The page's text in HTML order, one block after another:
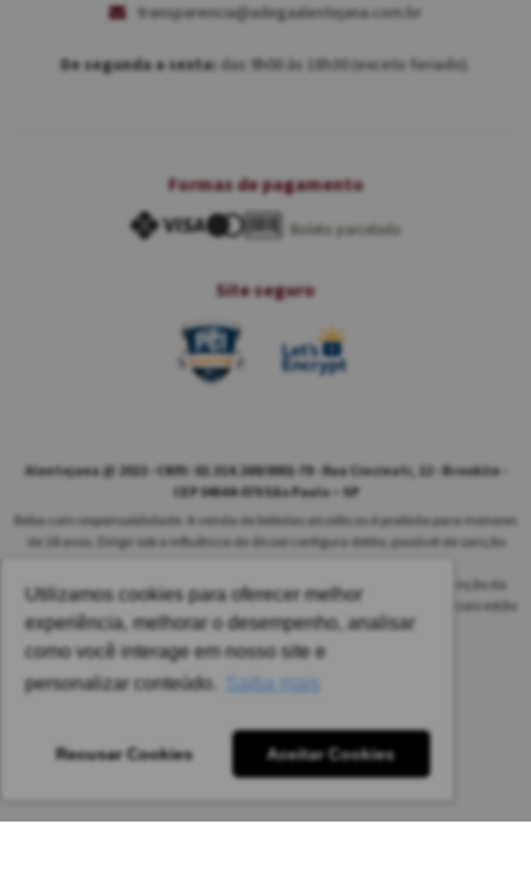
Utilizamos cookies para oferecer melhor
experiência, melhorar o desempenho, analisar
como você interage em nosso site e
personalizar conteúdo.
Saiba mais
Recusar Cookies Aceitar Cookies
transparencia@adegaalentejana.com.br
De segunda a sexta: das 9h00 às 18h30 (exceto feriado).
Formas de pagamento
Boleto parcelado
Site seguro
Alentejana @ 2022 - CNPJ: 02.314.269/0001-78 - Rua Cincinati, 12 - Brooklin -
CEP 04564-070 São Paulo – SP
Beba com responsabilidade. A venda de bebidas alcoólicas é proibida para menores
de 18 anos. Dirigir sob a influência de álcool configura delito, passível de sanção
As safras dos vinhos poderão ser diferentes das informadas no site em função da
disponibilidade do nosso estoque. Alteração de preços e condições comerciais estão
sujeitas a alteração sem aviso prévio.
Pedido mínimo: R$ 1.650,00 para todas as regiões.
Imagens meramente ilustrativas.